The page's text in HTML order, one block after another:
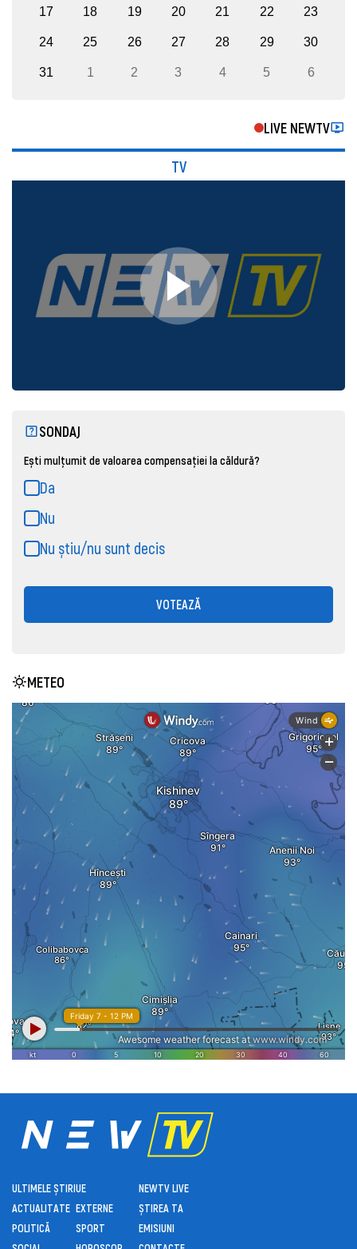
17 18 19 20 21 22 23
24 25 26 27 28 29 30
31 1 2 3 4 5 6
LIVE NEWTV
TV
SONDAJ
Ești mulțumit de valoarea compensației la căldură?
Da
Nu
Nu știu/nu sunt decis
VOTEAZĂ
METEO
ULTIMELE ȘTIRI
ACTUALITATE
POLITICĂ
UE
EXTERNE
SPORT
NEWTV LIVE
ȘTIREA TA
EMISIUNI